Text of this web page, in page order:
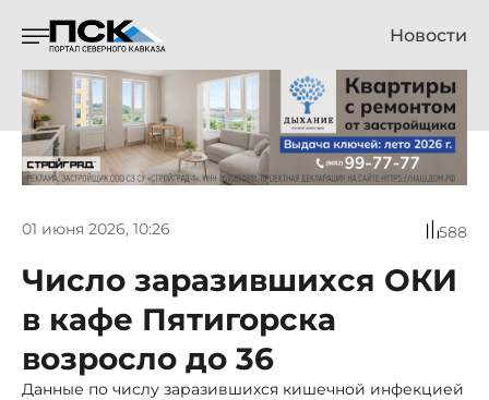
Новости
01 июня 2026, 10:26 588
Число заразившихся ОКИ
в кафе Пятигорска
возросло до 36
Данные по числу заразившихся кишечной инфекцией